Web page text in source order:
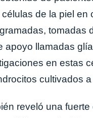
de la piel
tomadas
apoyo llamadas
en estas
cultivados
reveló una